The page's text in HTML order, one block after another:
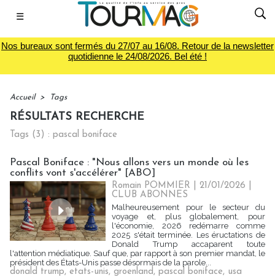
☰
Nos bureaux sont fermés du 27/07 au 16/08. Retour de la newsletter
quotidienne le 24/08/2026. Bel été !
Accueil > Tags
RÉSULTATS RECHERCHE
Tags (3) : pascal boniface
Pascal Boniface : "Nous allons vers un monde où les
conflits vont s'accélérer" [ABO]
Romain POMMIER | 21/01/2026
CLUB ABONNES
Malheureusement pour le secteur du
voyage et, plus globalement, pour
l'économie, 2026 redémarre comme
2025 s'était terminée. Les éructations de
Donald Trump accaparent toute
l'attention médiatique. Sauf que, par rapport à son premier mandat, le
président des États-Unis passe désormais de la parole...
donald trump, etats-unis, groenland, pascal boniface, usa